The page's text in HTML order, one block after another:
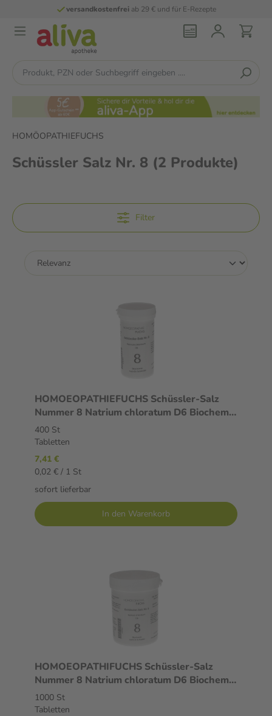
versandkostenfreiab 29 € und für E-Rezepte
HOMÖOPATHIEFUCHS
Schüssler Salz Nr. 8 (2 Produkte)
Filter
HOMOEOPATHIEFUCHS Schüssler-Salz
Nummer 8 Natrium chloratum D6 Biochemie
400 St Tabletten
400 St
Tabletten
7,41 €
0,02 € / 1 St
sofort lieferbar
In den Warenkorb
HOMOEOPATHIFUCHS Schüssler-Salz
Nummer 8 Natrium chloratum D6 Biochemie
1000 St Tabletten
1000 St
Tabletten